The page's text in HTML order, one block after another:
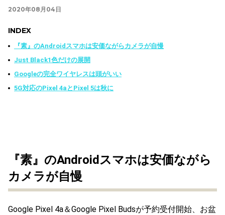
2020年08月04日
INDEX
『素』のAndroidスマホは安価ながらカメラが自慢
Just Black1色だけの展開
Googleの完全ワイヤレスは頭がいい
5G対応のPixel 4aとPixel 5は秋に
『素』のAndroidスマホは安価ながら
カメラが自慢
Google Pixel 4a＆Google Pixel Budsが予約受付開始、お盆